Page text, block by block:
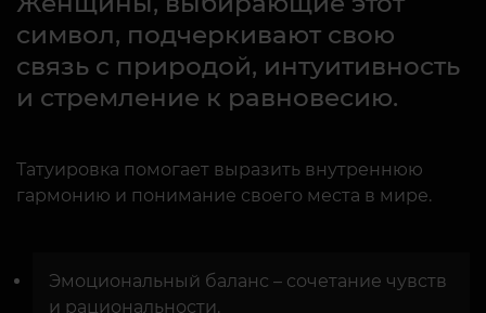
символ, подчеркивают свою
связь с природой, интуитивность
и стремление к равновесию.
Татуировка помогает выразить внутреннюю
гармонию и понимание своего места в мире.
Эмоциональный баланс – сочетание чувств
и рациональности.